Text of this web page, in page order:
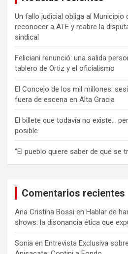
Un fallo judicial obliga al Municipio
reconocer a ATE y reabre la
sindical
Feliciani renunció: una salida
tablero de Ortiz y el oficialismo
El Concejo de los mil millones:
fuera de escena en Alta Gracia
El billete que todavía no existe…
posible
“El pueblo quiere saber de qué se
Comentarios recientes
Ana Cristina Bossi en Hablar de
shows: la disonancia ética que
Sonia en Entrevista Exclusiva